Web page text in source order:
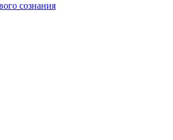
сознания